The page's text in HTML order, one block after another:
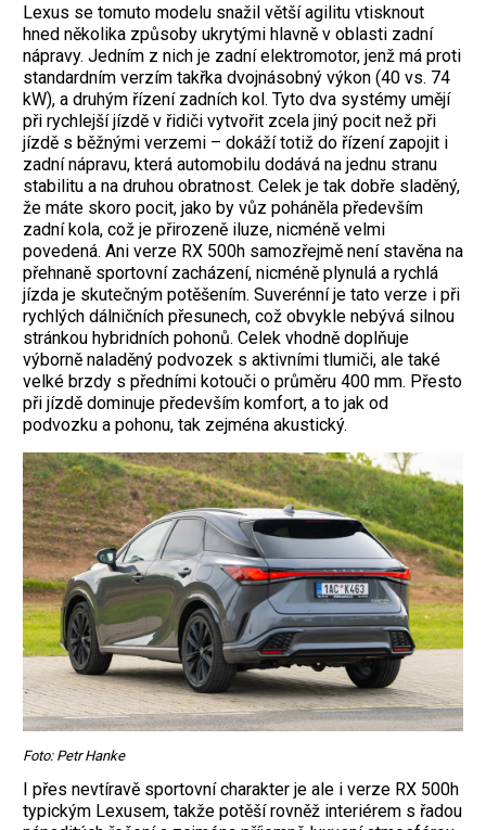
Lexus se tomuto modelu snažil větší agilitu vtisknout
hned několika způsoby ukrytými hlavně v oblasti zadní
nápravy. Jedním z nich je zadní elektromotor, jenž má proti
standardním verzím takřka dvojnásobný výkon (40 vs. 74
kW), a druhým řízení zadních kol. Tyto dva systémy umějí
při rychlejší jízdě v řidiči vytvořit zcela jiný pocit než při
jízdě s běžnými verzemi – dokáží totiž do řízení zapojit i
zadní nápravu, která automobilu dodává na jednu stranu
stabilitu a na druhou obratnost. Celek je tak dobře sladěný,
že máte skoro pocit, jako by vůz poháněla především
zadní kola, což je přirozeně iluze, nicméně velmi
povedená. Ani verze RX 500h samozřejmě není stavěna na
přehnaně sportovní zacházení, nicméně plynulá a rychlá
jízda je skutečným potěšením. Suverénní je tato verze i při
rychlých dálničních přesunech, což obvykle nebývá silnou
stránkou hybridních pohonů. Celek vhodně doplňuje
výborně naladěný podvozek s aktivními tlumiči, ale také
velké brzdy s předními kotouči o průměru 400 mm. Přesto
při jízdě dominuje především komfort, a to jak od
podvozku a pohonu, tak zejména akustický.
Foto: Petr Hanke
I přes nevtíravě sportovní charakter je ale i verze RX 500h
typickým Lexusem, takže potěší rovněž interiérem s řadou